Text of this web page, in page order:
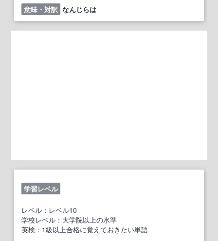
意味・対訳 なんじらは
学習レベル
レベル：レベル10
学校レベル：大学院以上の水準
英検：1級以上合格に覚えておきたい単語